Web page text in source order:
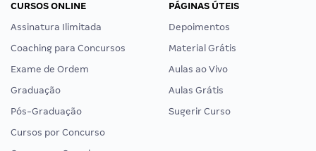
CURSOS ONLINE
Assinatura Ilimitada
Coaching para Concursos
Exame de Ordem
Graduação
Pós-Graduação
Cursos por Concurso
PÁGINAS ÚTEIS
Depoimentos
Material Grátis
Aulas ao Vivo
Aulas Grátis
Sugerir Curso